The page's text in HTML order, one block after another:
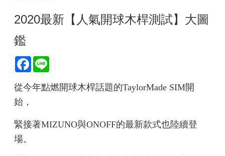
2020最新【人氣開球木桿測試】大圖
鑑
Facebook
從今年點燃開球木桿話題的TaylorMade SIM開
始，
緊接著MIZUNO與ONOFF的最新款式也陸續登
場。